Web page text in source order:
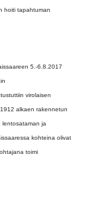
hoiti tapahtuman
5.-6.8.2017
virolaisen
alkaen rakennetun
lentosataman ja
kohteina olivat
toimi